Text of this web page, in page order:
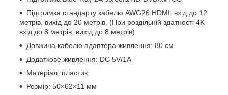
Підтримка стандарту кабелю AWG26 HDMI: вхід до 12
метрів, вихід до 20 метрів. (При роздільній здатності 4K
вхід до 8 метрів, вихід до 8 метрів)
Довжина кабелю адаптера живлення: 80 см
Додаткове живлення: DC 5V/1A
Матеріал: пластик
Розмір: 50×62×11 мм